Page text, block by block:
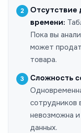
Отсутствие
времени:
Пока вы
может
товара.
Сложность
сотрудников
невозможна
данных.